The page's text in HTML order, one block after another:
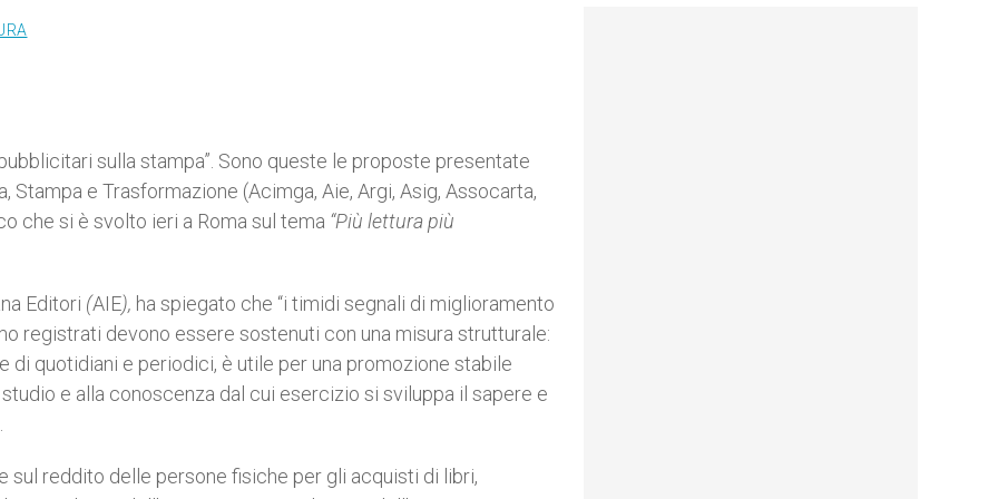
sulla stampa”. Sono queste le proposte presentate
Stampa e Trasformazione (Acimga, Aie, Argi, Asig, Assocarta,
che si è svolto ieri a Roma sul tema “Più lettura più
Editori (AIE), ha spiegato che “i timidi segnali di miglioramento
registrati devono essere sostenuti con una misura strutturale:
quotidiani e periodici, è utile per una promozione stabile
e alla conoscenza dal cui esercizio si sviluppa il sapere e
sul reddito delle persone fisiche per gli acquisti di libri,